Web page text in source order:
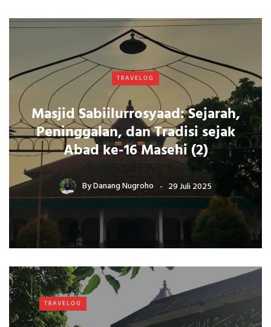
TRAVELOG
Masjid Sabiilurrosyaad: Sejarah,
Peninggalan, dan Tradisi sejak
Abad ke-16 Masehi (2)
ByDanang Nugroho 29 Juli 2025
TRAVELOG